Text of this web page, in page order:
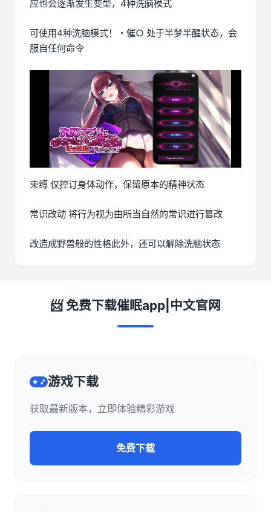
应也会逐渐发生变型，4种洗脑模式
可使用4种洗脑模式！・催○ 处于半梦半醒状态，会
服自任何命令
束缚 仅控订身体动作，保留原本的精神状态
常识改动 将行为视为由所当自然的常识进行篡改
改造成野兽般的性格此外，还可以解除洗脑状态
📨 免费下载催眠app|中文官网
游戏下载
获取最新版本，立即体验精彩游戏
免费下载